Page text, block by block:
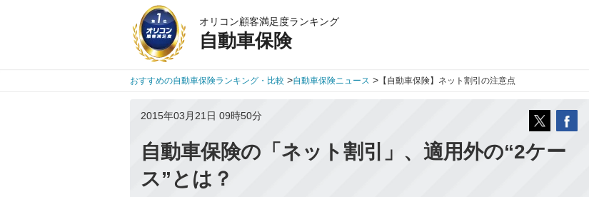
オリコン顧客満足度ランキング
自動車保険
おすすめの自動車保険ランキング・比較 >自動車保険ニュース > 【自動車保険】ネット割引の注意点
2015年03月21日 09時50分
自動車保険の「ネット割引」、適用外の“2ケー
ス”とは？